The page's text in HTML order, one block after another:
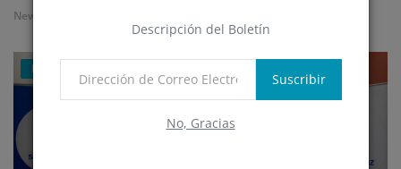
Descripción del Boletín
Suscribir
No, Gracias
NewsAdmin
Mercado Inmobiliario Empresarial